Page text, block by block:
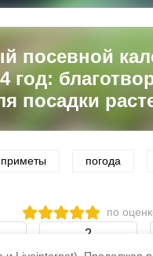
посевной
год:
посадки
приметы погода
по
2